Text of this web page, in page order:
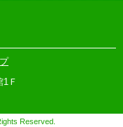
Ｆ
Reserved.